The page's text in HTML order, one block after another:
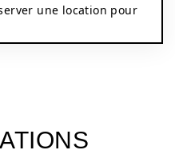
une location pour